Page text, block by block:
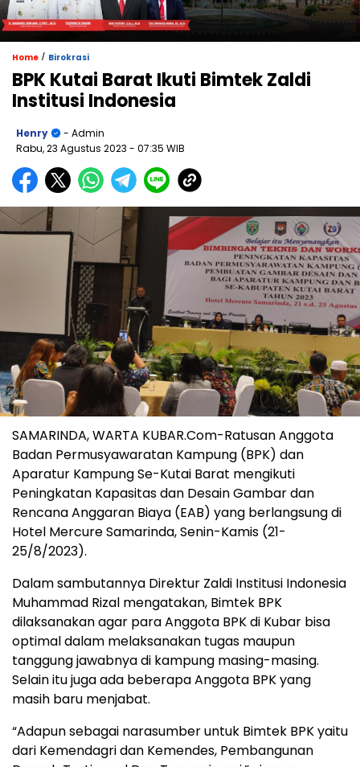
Home / Birokrasi
BPK Kutai Barat Ikuti Bimtek Zaldi
Institusi Indonesia
Henry
- Admin
Rabu, 23 Agustus 2023 - 07:35 WIB
SAMARINDA, WARTA KUBAR.Com-Ratusan Anggota
Badan Permusyawaratan Kampung (BPK) dan
Aparatur Kampung Se-Kutai Barat mengikuti
Peningkatan Kapasitas dan Desain Gambar dan
Rencana Anggaran Biaya (EAB) yang berlangsung di
Hotel Mercure Samarinda, Senin-Kamis (21-
25/8/2023).
Dalam sambutannya Direktur Zaldi Institusi Indonesia
Muhammad Rizal mengatakan, Bimtek BPK
dilaksanakan agar para Anggota BPK di Kubar bisa
optimal dalam melaksanakan tugas maupun
tanggung jawabnya di kampung masing-masing.
Selain itu juga ada beberapa Anggota BPK yang
masih baru menjabat.
“Adapun sebagai narasumber untuk Bimtek BPK yaitu
dari Kemendagri dan Kemendes, Pembangunan